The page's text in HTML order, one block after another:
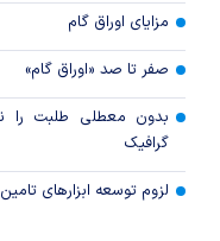
مزایای اوراق گام
صفر تا صد «اوراق گام»
بدون معطلی طلبت را
گرافیک
لزوم توسعه ابزارهای